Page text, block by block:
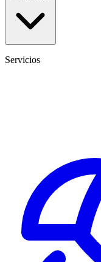
Servicios